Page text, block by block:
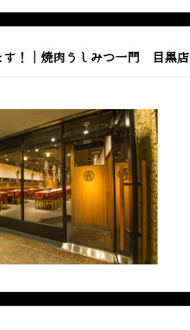
す！｜焼肉うしみつ一門 目黒店